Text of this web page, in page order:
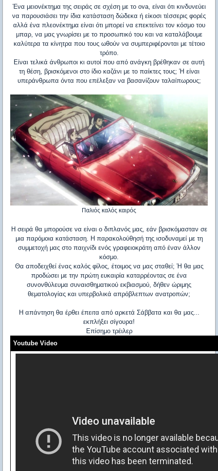
Ένα μειονέκτημα της σειράς σε σχέση με το ova, είναι ότι κινδυνεύει
να παρουσιάσει την ίδια κατάσταση δώδεκα ή είκοσι τέσσερις φορές
αλλά ένα πλεονέκτημα είναι ότι μπορεί να επεκτείνει τον κόσμο του
μπαρ, να μας γνωρίσει με το προσωπικό του και να καταλάβουμε
καλύτερα τα κίνητρα που τους ωθούν να συμπεριφέρονται με τέτοιο
τρόπο.
Είναι τελικά άνθρωποι κι αυτοί που από ανάγκη βρέθηκαν σε αυτή
τη θέση, βρισκόμενοι στο ίδιο καζάνι με το παίκτες τους; Ή είναι
υπεράνθρωπα όντα που επέλεξαν να βασανίζουν ταλαίπωρους;
Παλιός καλός καιρός
Η σειρά θα μπορούσε να είναι ο διπλανός μας, εάν βρισκόμασταν σε
μια παρόμοια κατάσταση. Η παρακολούθησή της ισοδυναμεί με τη
συμμετοχή μας στο παιχνίδι ενός γραφειοκράτη από έναν άλλον
κόσμο.
Θα αποδειχθεί ένας καλός φίλος, έτοιμος να μας σταθεί; Ή θα μας
προδώσει με την πρώτη ευκαιρία καταρρέοντας σε ένα
συνονθύλευμα συναισθηματικού εκβιασμού, δήθεν ώριμης
θεματολογίας και υπερβολικά απρόβλεπτων ανατροπών;
Η απάντηση θα έρθει έπειτα από αρκετά Σάββατα και θα μας...
εκπλήξει σίγουρα!
Επίσημο τρέιλερ
Youtube Video